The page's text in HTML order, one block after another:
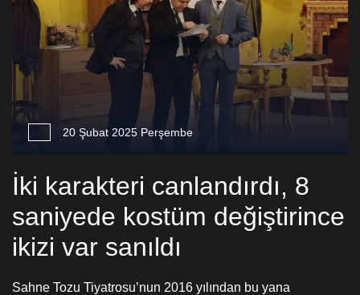
20 Şubat 2025 Perşembe
İki karakteri canlandırdı, 8
saniyede kostüm değiştirince
ikizi var sanıldı
Sahne Tozu Tiyatrosu’nun 2016 yılından bu yana